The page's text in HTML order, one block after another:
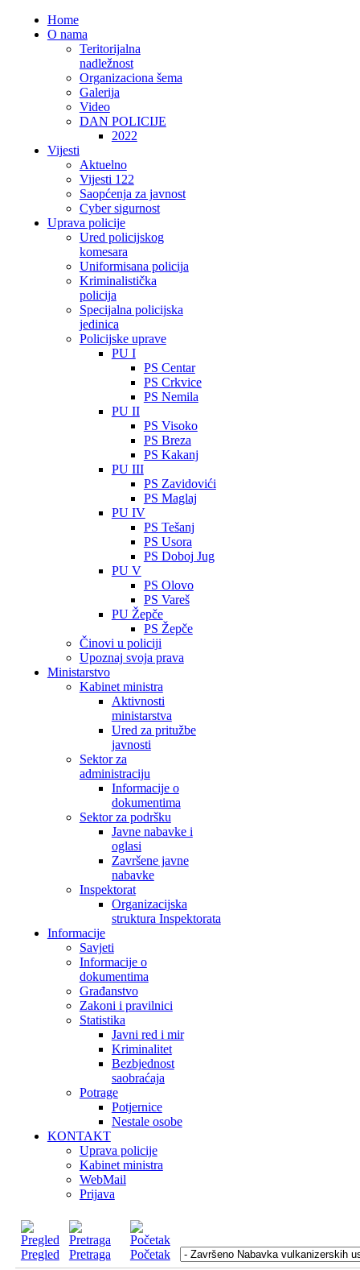
Home
O nama
Teritorijalna
nadležnost
Organizaciona šema
Galerija
Video
DAN POLICIJE
2022
Vijesti
Aktuelno
Vijesti 122
Saopćenja za javnost
Cyber sigurnost
Uprava policije
Ured policijskog
komesara
Uniformisana policija
Kriminalistička
policija
Specijalna policijska
jedinica
Policijske uprave
PU I
PS Centar
PS Crkvice
PS Nemila
PU II
PS Visoko
PS Breza
PS Kakanj
PU III
PS Zavidovići
PS Maglaj
PU IV
PS Tešanj
PS Usora
PS Doboj Jug
PU V
PS Olovo
PS Vareš
PU Žepče
PS Žepče
Činovi u policiji
Upoznaj svoja prava
Ministarstvo
Kabinet ministra
Aktivnosti
ministarstva
Ured za pritužbe
javnosti
Sektor za
administraciju
Informacije o
dokumentima
Sektor za podršku
Javne nabavke i
oglasi
Završene javne
nabavke
Inspektorat
Organizacijska
struktura Inspektorata
Informacije
Savjeti
Informacije o
dokumentima
Građanstvo
Zakoni i pravilnici
Statistika
Javni red i mir
Kriminalitet
Bezbjednost
saobraćaja
Potrage
Potjernice
Nestale osobe
KONTAKT
Uprava policije
Kabinet ministra
WebMail
Prijava
Pregled Pretraga
Početak